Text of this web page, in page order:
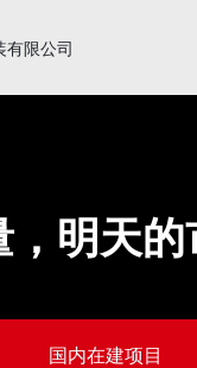
明天的
国内在建项目